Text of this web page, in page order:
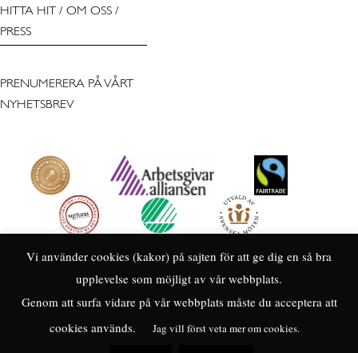
HITTA HIT / OM OSS /
PRESS
PRENUMERERA PÅ VÅRT
NYHETSBREV
Vi använder cookies (kakor) på sajten för att ge dig en så bra
upplevelse som möjligt av vår webbplats.
Genom att surfa vidare på vår webbplats måste du acceptera att
cookies används.
Jag vill först veta mer om cookies.